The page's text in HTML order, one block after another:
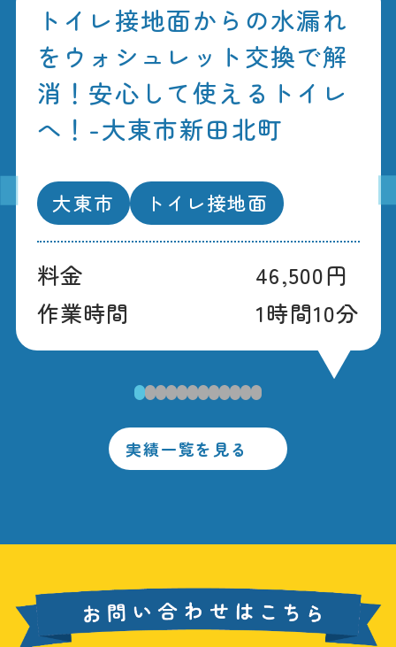
トイレ接地面からの水漏れ
をウォシュレット交換で解
消！安心して使えるトイレ
へ！-大東市新田北町
大東市 トイレ接地面
料金
46,500円
作業時間
1時間10分
1 2 3 4 5 6 7 8 9 1011 12
実績一覧を見る